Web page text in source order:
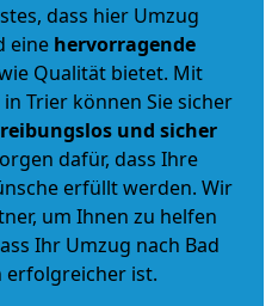
dass hier Umzug
eine hervorragende
Qualität bietet. Mit
Trier können Sie sicher
reibungslos und sicher
dafür, dass Ihre
erfüllt werden. Wir
um Ihnen zu helfen
Ihr Umzug nach Bad
erfolgreicher ist.